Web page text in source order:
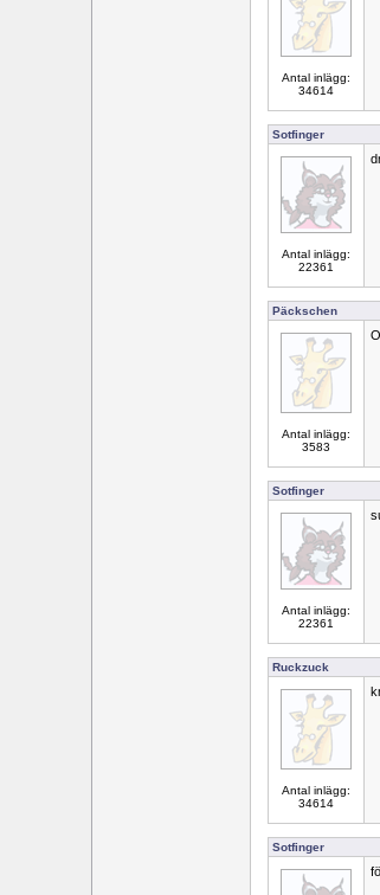
Antal inlägg:
34614
Sotfinger
Antal inlägg:
22361
Päckschen
Antal inlägg:
3583
Sotfinger
Antal inlägg:
22361
Ruckzuck
Antal inlägg:
34614
Sotfinger